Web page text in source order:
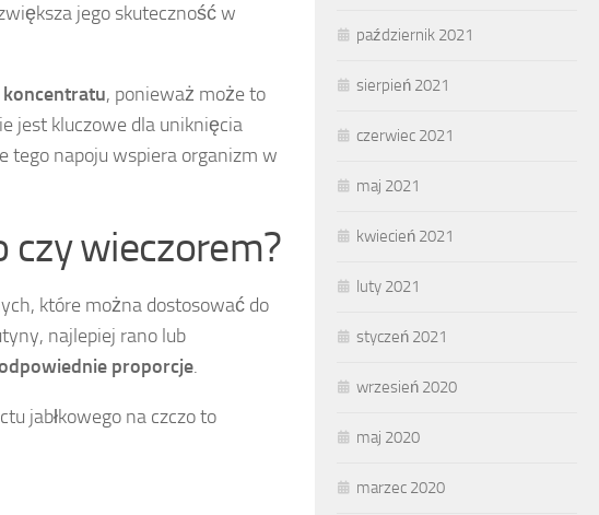
jego skuteczność w
, ponieważ może to
jest kluczowe dla uniknięcia
tego napoju wspiera organizm w
czy wieczorem?
które można dostosować do
najlepiej rano lub
proporcje.
jabłkowego na czczo to
październik 2021
sierpień 2021
czerwiec 2021
maj 2021
kwiecień 2021
luty 2021
styczeń 2021
wrzesień 2020
maj 2020
marzec 2020